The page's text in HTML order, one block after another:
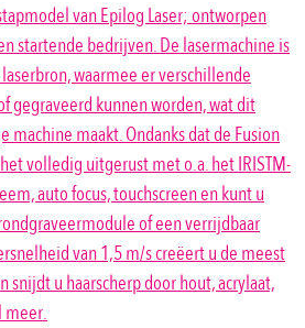
van Epilog Laser; ontworpen
startende bedrijven. De lasermachine is
waarmee er verschillende
gegraveerd kunnen worden, wat dit
machine maakt. Ondanks dat de Fusion
volledig uitgerust met o.a. het IRISTM-
auto focus, touchscreen en kunt u
of een verrijdbaar
van 1,5 m/s creëert u de meest
u haarscherp door hout, acrylaat,
meer.